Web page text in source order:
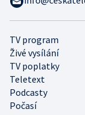
TV program
Živé vysílání
TV poplatky
Teletext
Podcasty
Počasí